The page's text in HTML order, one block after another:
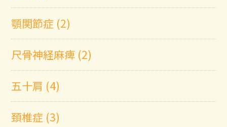
顎関節症 (2)
尺骨神経麻痺 (2)
五十肩 (4)
頚椎症 (3)